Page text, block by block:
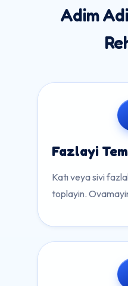
Adim
Fazlayi
Katı veya sivi
toplayin.